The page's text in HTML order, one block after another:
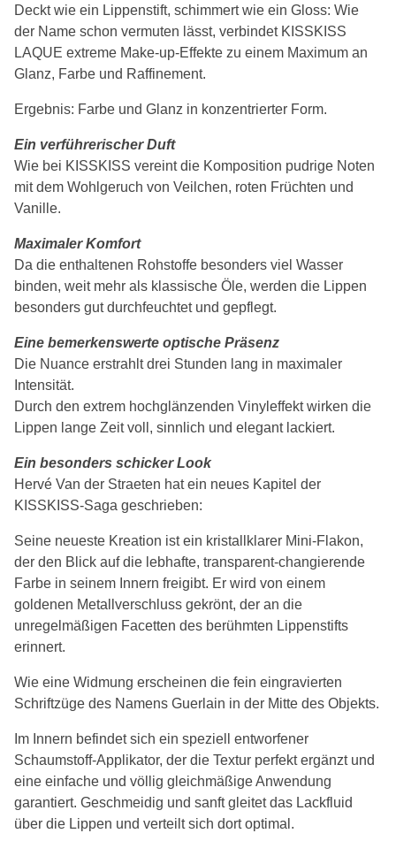
Deckt wie ein Lippenstift, schimmert wie ein Gloss: Wie
der Name schon vermuten lässt, verbindet KISSKISS
LAQUE extreme Make-up-Effekte zu einem Maximum an
Glanz, Farbe und Raffinement.
Ergebnis: Farbe und Glanz in konzentrierter Form.
Ein verführerischer Duft
Wie bei KISSKISS vereint die Komposition pudrige Noten
mit dem Wohlgeruch von Veilchen, roten Früchten und
Vanille.
Maximaler Komfort
Da die enthaltenen Rohstoffe besonders viel Wasser
binden, weit mehr als klassische Öle, werden die Lippen
besonders gut durchfeuchtet und gepflegt.
Eine bemerkenswerte optische Präsenz
Die Nuance erstrahlt drei Stunden lang in maximaler
Intensität.
Durch den extrem hochglänzenden Vinyleffekt wirken die
Lippen lange Zeit voll, sinnlich und elegant lackiert.
Ein besonders schicker Look
Hervé Van der Straeten hat ein neues Kapitel der
KISSKISS-Saga geschrieben:
Seine neueste Kreation ist ein kristallklarer Mini-Flakon,
der den Blick auf die lebhafte, transparent-changierende
Farbe in seinem Innern freigibt. Er wird von einem
goldenen Metallverschluss gekrönt, der an die
unregelmäßigen Facetten des berühmten Lippenstifts
erinnert.
Wie eine Widmung erscheinen die fein eingravierten
Schriftzüge des Namens Guerlain in der Mitte des Objekts.
Im Innern befindet sich ein speziell entworfener
Schaumstoff-Applikator, der die Textur perfekt ergänzt und
eine einfache und völlig gleichmäßige Anwendung
garantiert. Geschmeidig und sanft gleitet das Lackfluid
über die Lippen und verteilt sich dort optimal.